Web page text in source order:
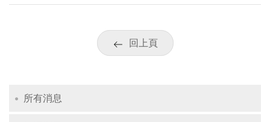
回上頁
所有消息